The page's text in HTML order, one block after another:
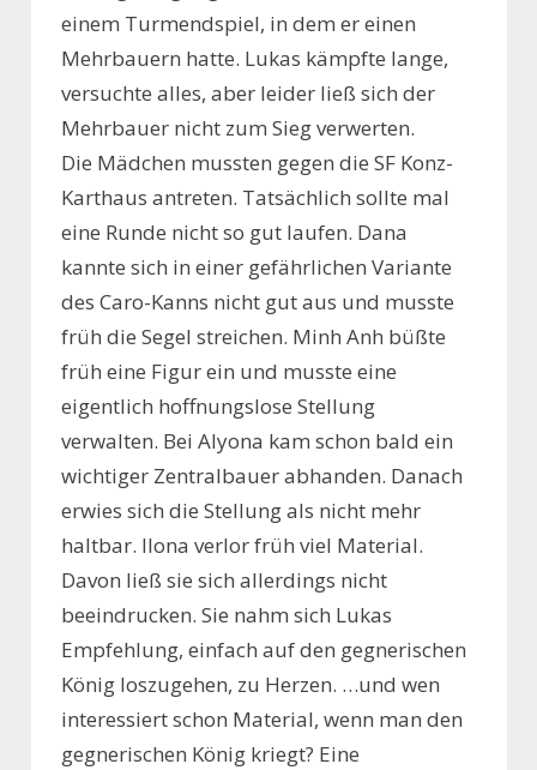
einem Turmendspiel, in dem er einen
Mehrbauern hatte. Lukas kämpfte lange,
versuchte alles, aber leider ließ sich der
Mehrbauer nicht zum Sieg verwerten.
Die Mädchen mussten gegen die SF Konz-
Karthaus antreten. Tatsächlich sollte mal
eine Runde nicht so gut laufen. Dana
kannte sich in einer gefährlichen Variante
des Caro-Kanns nicht gut aus und musste
früh die Segel streichen. Minh Anh büßte
früh eine Figur ein und musste eine
eigentlich hoffnungslose Stellung
verwalten. Bei Alyona kam schon bald ein
wichtiger Zentralbauer abhanden. Danach
erwies sich die Stellung als nicht mehr
haltbar. Ilona verlor früh viel Material.
Davon ließ sie sich allerdings nicht
beeindrucken. Sie nahm sich Lukas
Empfehlung, einfach auf den gegnerischen
König loszugehen, zu Herzen. …und wen
interessiert schon Material, wenn man den
gegnerischen König kriegt? Eine